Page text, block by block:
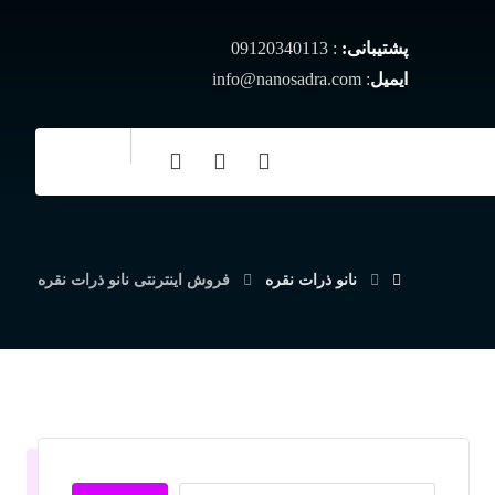
پشتیبانی: : 09120340113
ایمیل: info@nanosadra.com
نانو ذرات نقره فروش اینترنتی نانو ذرات نقره